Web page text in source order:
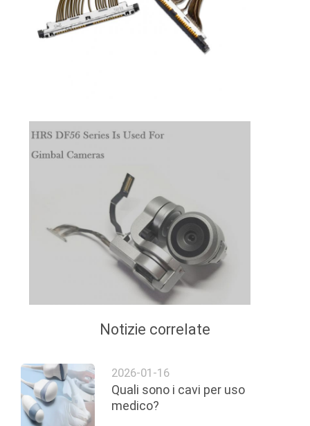
Notizie correlate
2026-01-16
Quali sono i cavi per uso
medico?